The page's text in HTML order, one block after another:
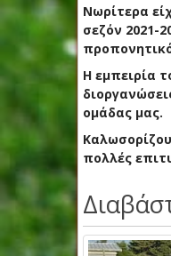
Νωρίτερα
σεζόν 2021-
Η εμπειρία
ομάδας μας.
πολλές